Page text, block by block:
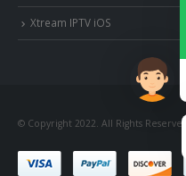
Xtream IPTV iOS
© Copyright 2022. All Rights Reserved.